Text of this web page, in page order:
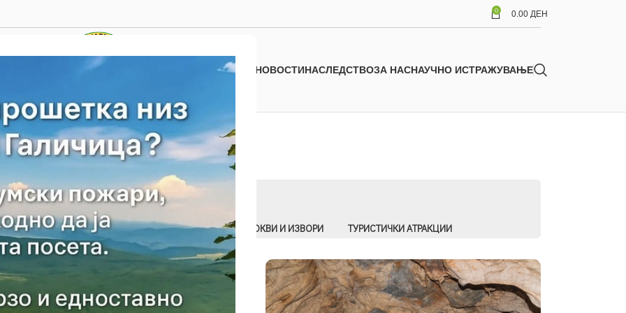
0 0.00 ДЕН
НОВОСТИНАСЛЕДСТВОЗА НАСНАУЧНО ИСТРАЖУВАЊЕ
АТРАКЦИИ
ИЗЛЕТНИЧКИ МЕСТА И ДРУГИ ЗНАМЕНИТОСТИ ЛОКВИ И ИЗВОРИ ТУРИСТИЧКИ АТРАКЦИИ